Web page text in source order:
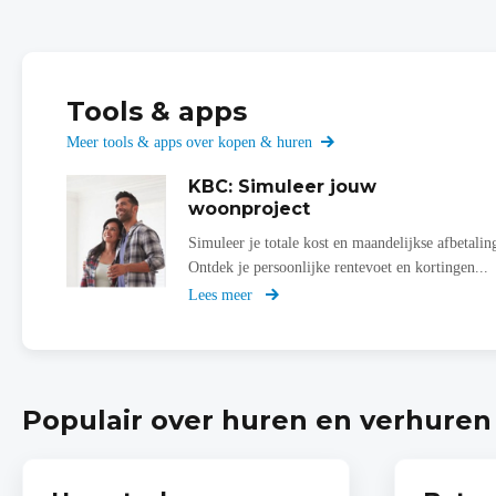
Tools & apps
Meer tools & apps over kopen & huren
KBC: Simuleer jouw
woonproject
Simuleer je totale kost en maandelijkse
Ontdek je persoonlijke rentevoet en kortingen...
Lees meer
over
Populair over huren en verhuren